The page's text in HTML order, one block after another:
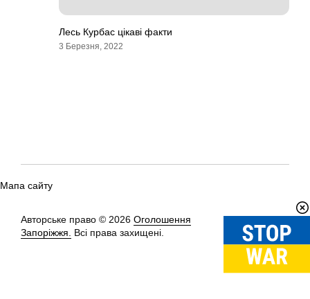
Лесь Курбас цікаві факти
3 Березня, 2022
Мапа сайту
Авторське право © 2026 Оголошення
Запоріжжя.
Всі права захищені.
Вгору↑